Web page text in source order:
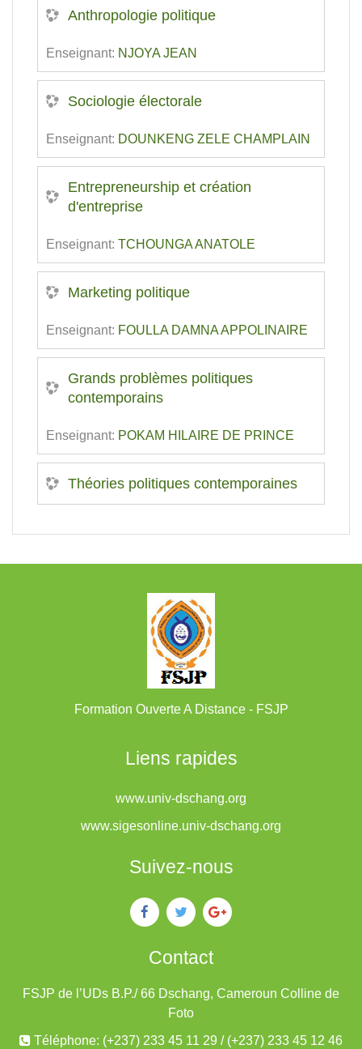
Anthropologie politique
Enseignant: NJOYA JEAN
Sociologie électorale
Enseignant: DOUNKENG ZELE CHAMPLAIN
Entrepreneurship et création
d'entreprise
Enseignant: TCHOUNGA ANATOLE
Marketing politique
Enseignant: FOULLA DAMNA APPOLINAIRE
Grands problèmes politiques
contemporains
Enseignant: POKAM HILAIRE DE PRINCE
Théories politiques contemporaines
Formation Ouverte A Distance - FSJP
Liens rapides
www.univ-dschang.org
www.sigesonline.univ-dschang.org
Suivez-nous
Contact
FSJP de l’UDs B.P./ 66 Dschang, Cameroun Colline de
Foto
Téléphone: (+237) 233 45 11 29 / (+237) 233 45 12 46